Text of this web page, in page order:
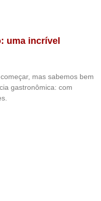
uma incrível
mas sabemos bem
gastronômica: com